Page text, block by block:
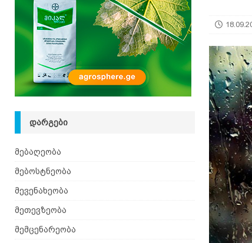
ᲓᲐᲠᲒᲔᲑᲘ
მებაღეობა
მებოსტნეობა
მევენახეობა
მეთევზეობა
მემცენარეობა